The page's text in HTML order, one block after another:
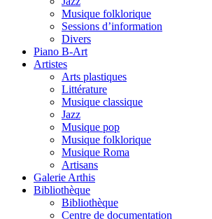
Musique folklorique
Sessions d’information
Divers
Piano B-Art
Artistes
Arts plastiques
Littérature
Musique classique
Jazz
Musique pop
Musique folklorique
Musique Roma
Artisans
Galerie Arthis
Bibliothèque
Bibliothèque
Centre de documentation